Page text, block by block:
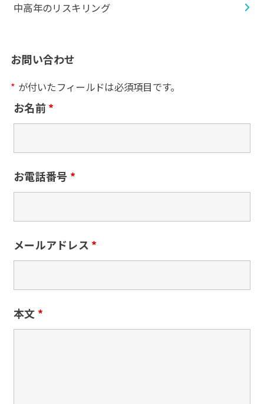
中高年のリスキリング
お問い合わせ
* が付いたフィールドは必須項目です。
お名前*
お電話番号 *
メールアドレス *
本文 *